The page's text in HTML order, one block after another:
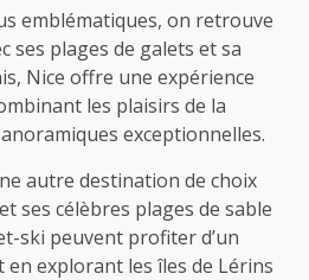
emblématiques, on retrouve
ses plages de galets et sa
Nice offre une expérience
les plaisirs de la
exceptionnelles.
autre destination de choix
ses célèbres plages de sable
ski peuvent profiter d’un
explorant les îles de Lérins